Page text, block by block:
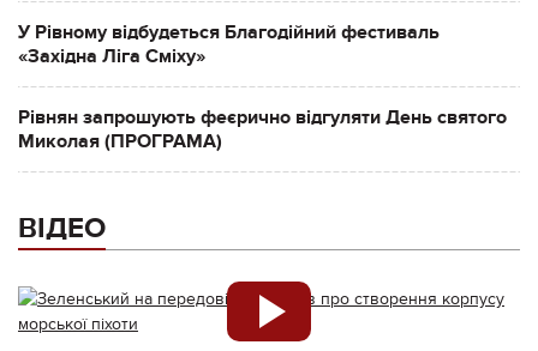
У Рівному відбудеться Благодійний фестиваль
«Західна Ліга Сміху»
Рівнян запрошують феєрично відгуляти День святого
Миколая (ПРОГРАМА)
ВІДЕО